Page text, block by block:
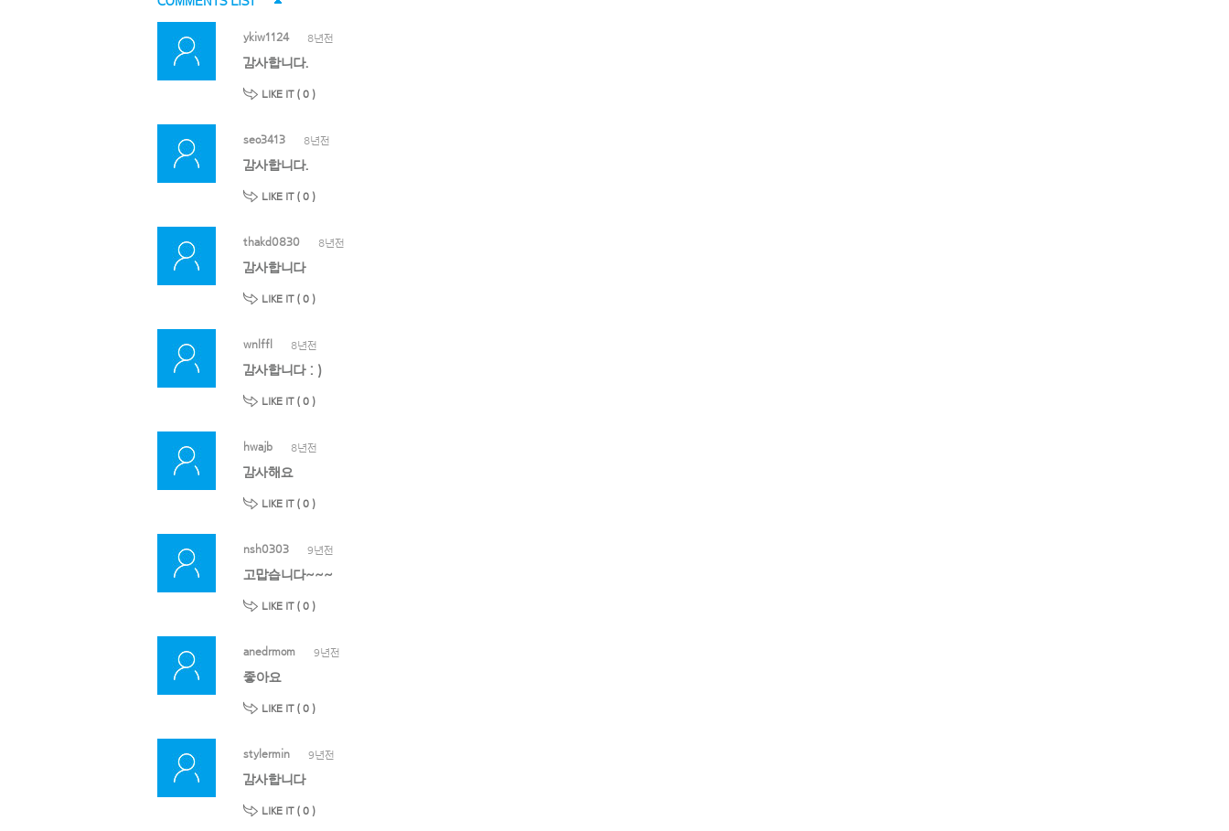
ykiw1124 8년전
감사합니다.
LIKE IT ( 0 )
seo3413 8년전
감사합니다.
LIKE IT ( 0 )
thakd0830 8년전
감사합니다
LIKE IT ( 0 )
wnlffl 8년전
감사합니다 : )
LIKE IT ( 0 )
hwajb 8년전
감사해요
LIKE IT ( 0 )
nsh0303 9년전
고맙습니다~~~
LIKE IT ( 0 )
anedrmom 9년전
좋아요
LIKE IT ( 0 )
stylermin 9년전
감사합니다
LIKE IT ( 0 )